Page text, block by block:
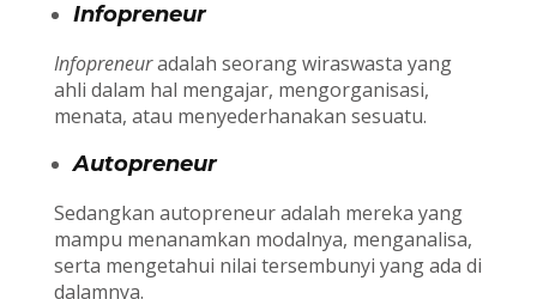
Infopreneur
Infopreneuradalah seorang wiraswasta yang
ahli dalam hal mengajar, mengorganisasi,
menata, atau menyederhanakan sesuatu.
Autopreneur
Sedangkan autopreneur adalah mereka yang
mampu menanamkan modalnya, menganalisa,
serta mengetahui nilai tersembunyi yang ada di
dalamnya.